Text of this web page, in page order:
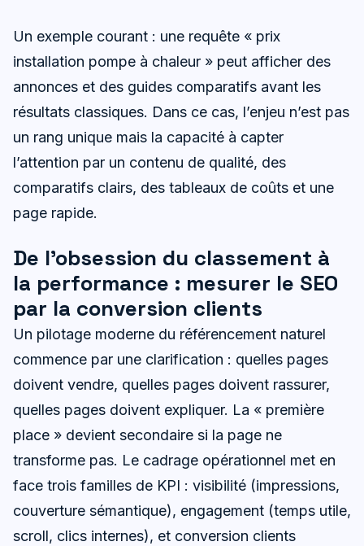
Un exemple courant : une requête « prix
installation pompe à chaleur » peut afficher des
annonces et des guides comparatifs avant les
résultats classiques. Dans ce cas, l’enjeu n’est pas
un rang unique mais la capacité à capter
l’attention par un contenu de qualité, des
comparatifs clairs, des tableaux de coûts et une
page rapide.
De l’obsession du classement à
la performance : mesurer le SEO
par la conversion clients
Un pilotage moderne du référencement naturel
commence par une clarification : quelles pages
doivent vendre, quelles pages doivent rassurer,
quelles pages doivent expliquer. La « première
place » devient secondaire si la page ne
transforme pas. Le cadrage opérationnel met en
face trois familles de KPI : visibilité (impressions,
couverture sémantique), engagement (temps utile,
scroll, clics internes), et conversion clients